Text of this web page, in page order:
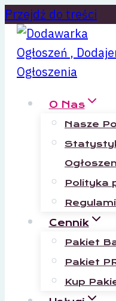
Przejdź do treści
O Nas
Nasze
Polityka
Cennik
Pakiet
Pakiet
Kup